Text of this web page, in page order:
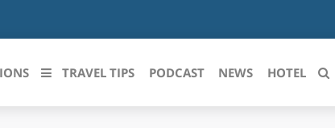
TRAVEL TIPS PODCAST NEWS HOTEL